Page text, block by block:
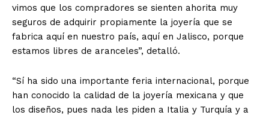
vimos que los compradores se sienten ahorita muy
seguros de adquirir propiamente la joyería que se
fabrica aquí en nuestro país, aquí en Jalisco, porque
estamos libres de aranceles”, detalló.
“Sí ha sido una importante feria internacional, porque
han conocido la calidad de la joyería mexicana y que
los diseños, pues nada les piden a Italia y Turquía y a